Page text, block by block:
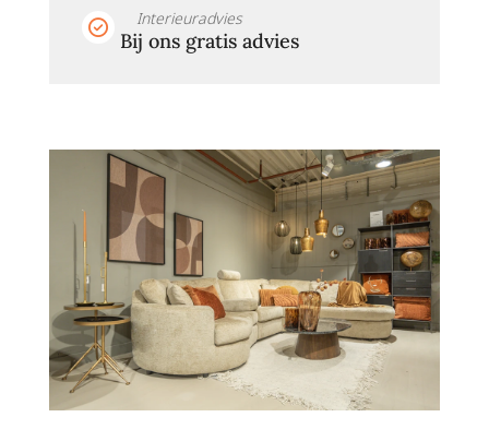
Interieuradvies
Bij ons gratis advies